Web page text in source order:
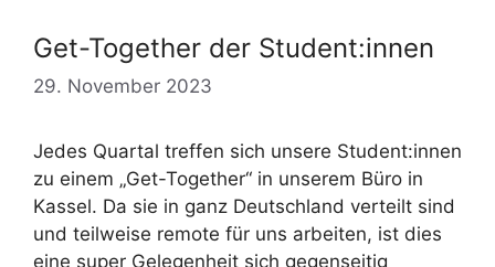
Get-Together der Student:innen
29. November 2023
Jedes Quartal treffen sich unsere Student:innen
zu einem „Get-Together“ in unserem Büro in
Kassel. Da sie in ganz Deutschland verteilt sind
und teilweise remote für uns arbeiten, ist dies
eine super Gelegenheit sich gegenseitig